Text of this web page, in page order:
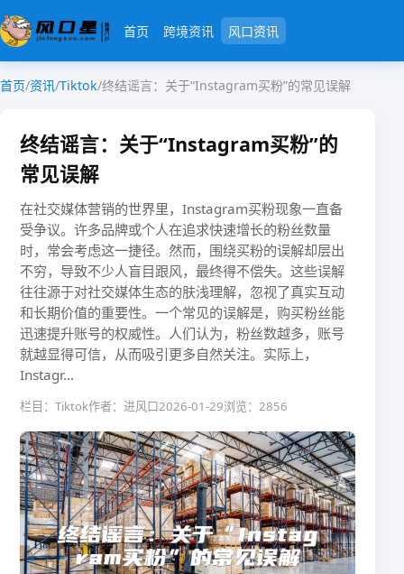
首页 跨境资讯 风口资讯
首页/资讯/Tiktok/终结谣言：关于“Instagram买粉”的常见误解
终结谣言：关于“Instagram买粉”的
常见误解
在社交媒体营销的世界里，Instagram买粉现象一直备
受争议。许多品牌或个人在追求快速增长的粉丝数量
时，常会考虑这一捷径。然而，围绕买粉的误解却层出
不穷，导致不少人盲目跟风，最终得不偿失。这些误解
往往源于对社交媒体生态的肤浅理解，忽视了真实互动
和长期价值的重要性。一个常见的误解是，购买粉丝能
迅速提升账号的权威性。人们认为，粉丝数越多，账号
就越显得可信，从而吸引更多自然关注。实际上，
Instagr...
栏目：Tiktok作者：进风口2026-01-29浏览：2856